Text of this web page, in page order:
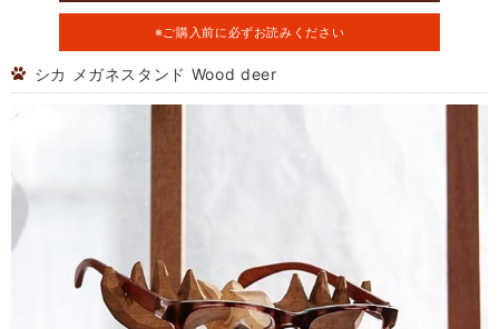
※ご購入前に必ずお読みください
シカ メガネスタンド Wood deer